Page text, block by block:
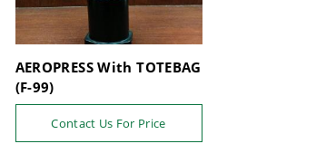
AEROPRESS With TOTEBAG
(F-99)
Contact Us For Price